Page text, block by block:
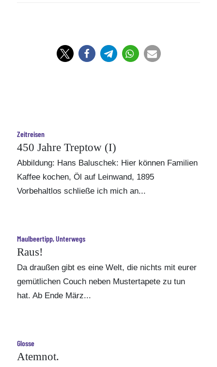
Zeitreisen
450 Jahre Treptow (I)
Abbildung: Hans Baluschek: Hier können Familien
Kaffee kochen, Öl auf Leinwand, 1895
Vorbehaltlos schließe ich mich an...
Maulbeertipp, Unterwegs
Raus!
Da draußen gibt es eine Welt, die nichts mit eurer
gemütlichen Couch neben Mustertapete zu tun
hat. Ab Ende März...
Glosse
Atemnot.